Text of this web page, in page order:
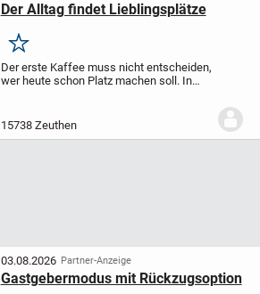
Der Alltag findet Lieblingsplätze
Merken
Der erste Kaffee muss nicht entscheiden,
wer heute schon Platz machen soll. In
ohne Etagenwechsel, dafür mit 106,85
15738 Zeuthen
03.08.2026 Partner-Anzeige
Gastgebermodus mit Rückzugsoption